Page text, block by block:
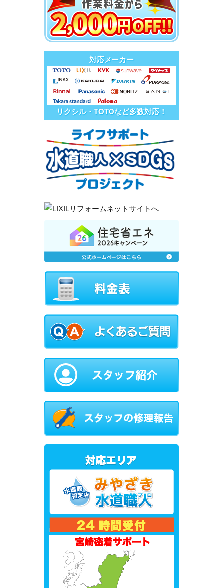
対応メーカー
リクシル・TOTOなど多数対応！